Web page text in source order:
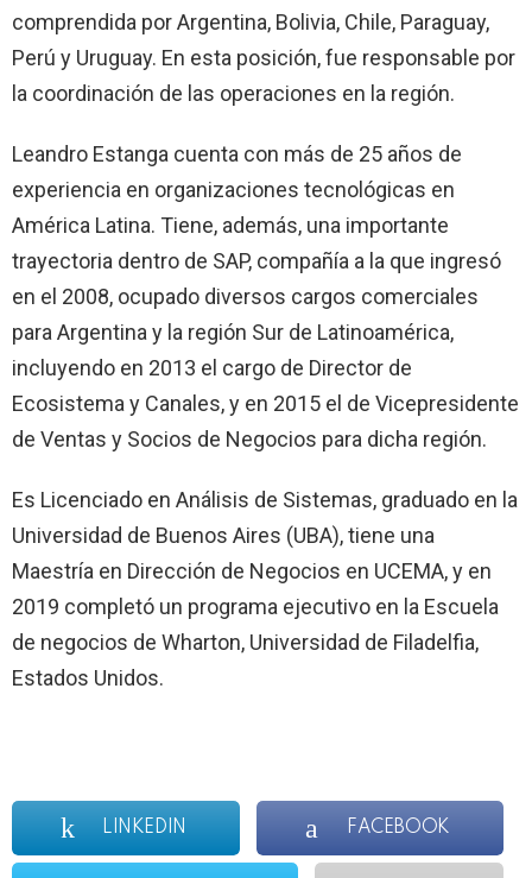
comprendida por Argentina, Bolivia, Chile, Paraguay,
Perú y Uruguay. En esta posición, fue responsable por
la coordinación de las operaciones en la región.
Leandro Estanga cuenta con más de 25 años de
experiencia en organizaciones tecnológicas en
América Latina. Tiene, además, una importante
trayectoria dentro de SAP, compañía a la que ingresó
en el 2008, ocupado diversos cargos comerciales
para Argentina y la región Sur de Latinoamérica,
incluyendo en 2013 el cargo de Director de
Ecosistema y Canales, y en 2015 el de Vicepresidente
de Ventas y Socios de Negocios para dicha región.
Es Licenciado en Análisis de Sistemas, graduado en la
Universidad de Buenos Aires (UBA), tiene una
Maestría en Dirección de Negocios en UCEMA, y en
2019 completó un programa ejecutivo en la Escuela
de negocios de Wharton, Universidad de Filadelfia,
Estados Unidos.
LINKEDIN FACEBOOK